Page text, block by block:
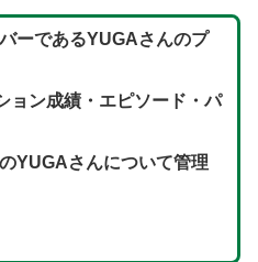
ーであるYUGAさんのプ
ョン成績・エピソード・パ
YUGAさんについて管理